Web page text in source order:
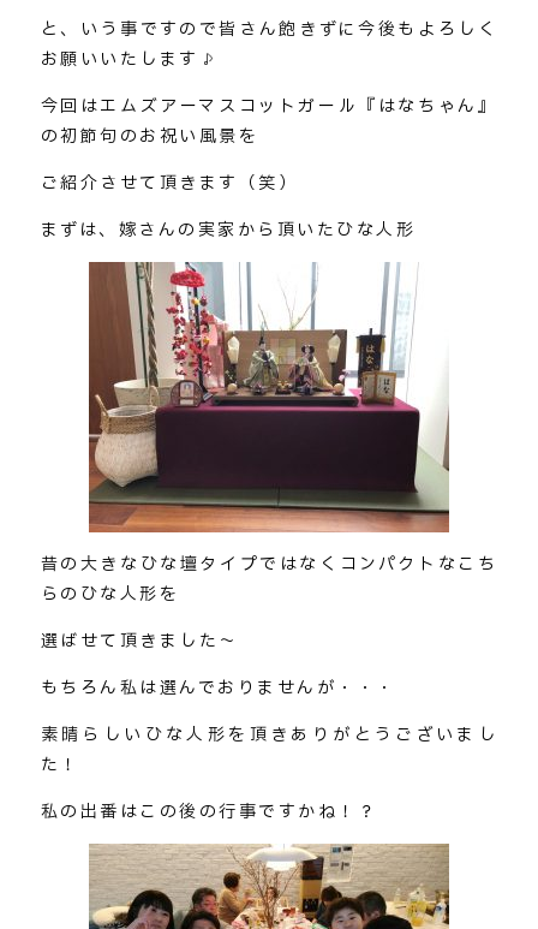
と、いう事ですので皆さん飽きずに今後もよろしく
お願いいたします♪
今回はエムズアーマスコットガール『はなちゃん』
の初節句のお祝い風景を
ご紹介させて頂きます（笑）
まずは、嫁さんの実家から頂いたひな人形
昔の大きなひな壇タイプではなくコンパクトなこち
らのひな人形を
選ばせて頂きました～
もちろん私は選んでおりませんが・・・
素晴らしいひな人形を頂きありがとうございまし
た！
私の出番はこの後の行事ですかね！？